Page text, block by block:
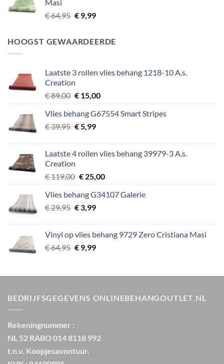
Masi
€64,95 Oorspronkelijke
€ 64,95.
€9,99Huidige
€ 9,99.
HOOGST GEWAARDEERDE
Laatste 3 rollen vlies behang 1218-10 A.s.
Creation
€89,00 Oorspronkelijke
was:
€ 89,00.
€15,00Huidige
is:
Vlies behang G67554 Smart Stripes
€39,95 Oorspronkelijke
€ 39,95.
€5,99Huidige
€ 5,99.
Laatste 4 rollen vlies behang 39979-3 A.s.
Creation
€119,00 Oorspronkelijke
was:
€ 119,00.
€25,00Huidige
is:
Vlies behang G34107 Galerie
€29,95 Oorspronkelijke
€ 29,95.
€3,99Huidige
€ 3,99.
Vinyl op vlies behang 9729 Zero Cristiana Masi
€64,95 Oorspronkelijke
€ 64,95.
€9,99Huidige
€ 9,99.
BEDRIJFSGEGEVENS ONLINEBEHANGOUTLET.NL
Rekeningnummer :
NL 52 RABO 014 8118 992
t.n.v. Koopjesavontuur.